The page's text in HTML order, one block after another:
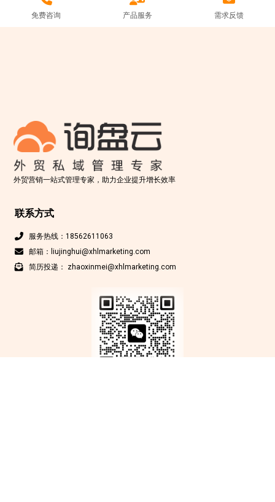
免费咨询 产品服务 需求反馈
外贸营销一站式管理专家，助力企业提升增长效率
联系方式
服务热线：18562611063
邮箱：liujinghui@xhlmarketing.com
简历投递： zhaoxinmei@xhlmarketing.com